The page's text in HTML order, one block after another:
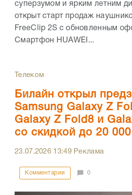
суперзумом и ярким летним
открыт старт продаж
FreeClip 2S с обновленным
Смартфон HUAWEI...
Телеком
Билайн открыл
Samsung Galaxy Z
Galaxy Z Fold8 и
со скидкой до 20
23.07.2026 13:49Реклама
Комментарии 0